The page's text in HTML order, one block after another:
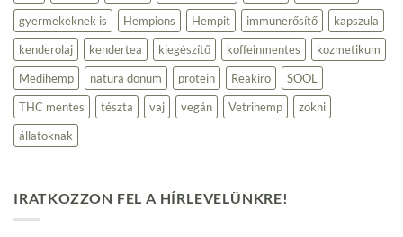
gyermekeknek is
Hempions Hempit immunerősítő
kapszula
kenderolaj
kendertea kiegészítő koffeinmentes
kozmetikum
Medihemp
natura donum protein Reakiro
SOOL
THC mentes
tészta vaj vegán Vetrihemp
zokni
állatoknak
IRATKOZZON FEL A HÍRLEVELÜNKRE!